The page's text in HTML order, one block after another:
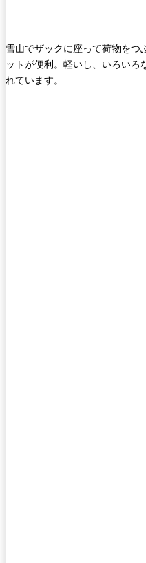
雪山でザックに座って荷物をつ
ットが便利。軽いし、いろいろ
れています。